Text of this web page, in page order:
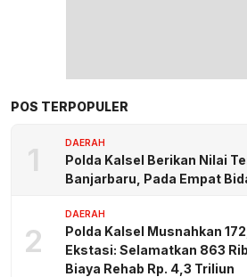
POS TERPOPULER
1 DAERAH
Polda Kalsel Berikan Nilai
Banjarbaru, Pada Empat
2
DAERAH
Polda Kalsel Musnahkan
Ekstasi: Selamatkan 863
Biaya Rehab Rp. 4,3 Triliun